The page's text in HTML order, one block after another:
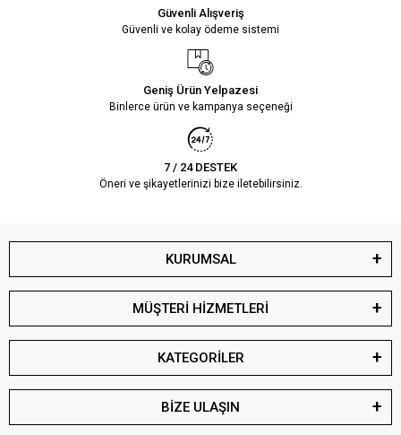
Güvenli Alışveriş
Güvenli ve kolay ödeme sistemi
Geniş Ürün Yelpazesi
Binlerce ürün ve kampanya seçeneği
7 / 24 DESTEK
Öneri ve şikayetlerinizi bize iletebilirsiniz.
KURUMSAL
MÜŞTERİ HİZMETLERİ
KATEGORİLER
BİZE ULAŞIN